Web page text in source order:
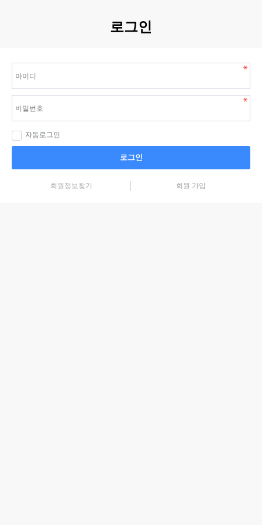
로그인
자동로그인
로그인
회원정보찾기 회원 가입